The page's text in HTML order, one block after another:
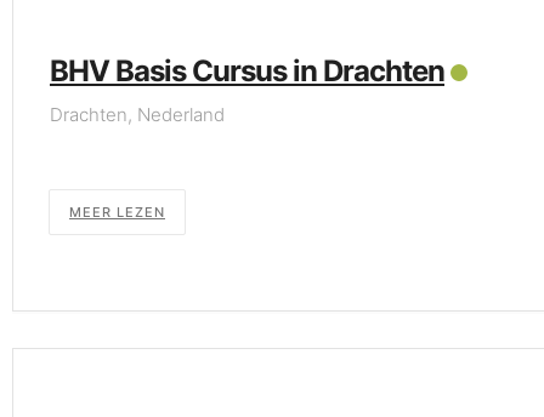
BHV Basis Cursus in Drachten
Drachten, Nederland
MEER LEZEN